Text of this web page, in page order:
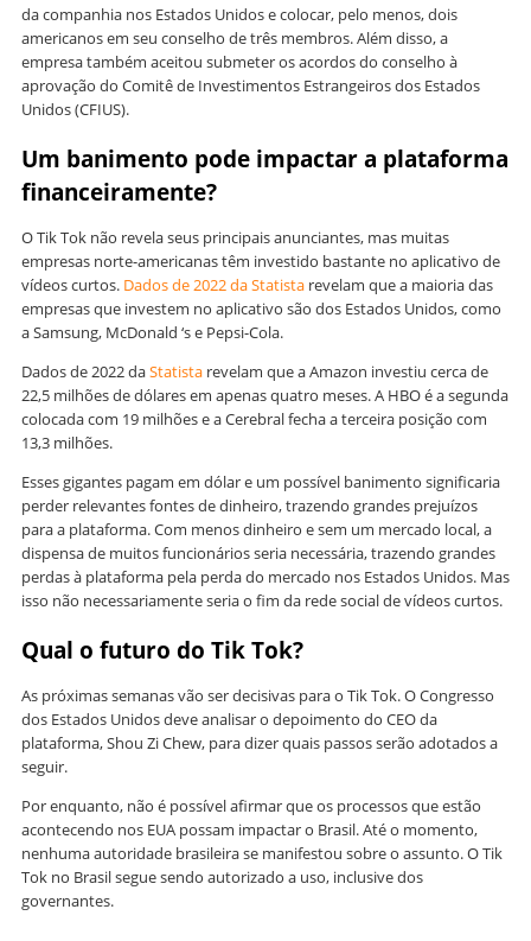
da companhia nos Estados Unidos e colocar, pelo menos, dois
americanos em seu conselho de três membros. Além disso, a
empresa também aceitou submeter os acordos do conselho à
aprovação do Comitê de Investimentos Estrangeiros dos Estados
Unidos (CFIUS).
Um banimento pode impactar a plataforma
financeiramente?
O Tik Tok não revela seus principais anunciantes, mas muitas
empresas norte-americanas têm investido bastante no aplicativo de
vídeos curtos. Dados de 2022 da Statista revelam que a maioria das
empresas que investem no aplicativo são dos Estados Unidos, como
a Samsung, McDonald ‘s e Pepsi-Cola.
Dados de 2022 daStatista revelam que a Amazon investiu cerca de
22,5 milhões de dólares em apenas quatro meses. A HBO é a segunda
colocada com 19 milhões e a Cerebral fecha a terceira posição com
13,3 milhões.
Esses gigantes pagam em dólar e um possível banimento significaria
perder relevantes fontes de dinheiro, trazendo grandes prejuízos
para a plataforma. Com menos dinheiro e sem um mercado local, a
dispensa de muitos funcionários seria necessária, trazendo grandes
perdas à plataforma pela perda do mercado nos Estados Unidos. Mas
isso não necessariamente seria o fim da rede social de vídeos curtos.
Qual o futuro do Tik Tok?
As próximas semanas vão ser decisivas para o Tik Tok.O Congresso
dos Estados Unidos deve analisar o depoimento do CEO da
plataforma, Shou Zi Chew, para dizer quais passos serão adotados a
seguir.
Por enquanto, não é possível afirmar que os processos que estão
acontecendo nos EUA possam impactar o Brasil. Até o momento,
nenhuma autoridade brasileira se manifestou sobre o assunto. O Tik
Tok no Brasil segue sendo autorizado a uso, inclusive dos
governantes.